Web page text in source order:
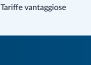
Tariffe vantaggiose